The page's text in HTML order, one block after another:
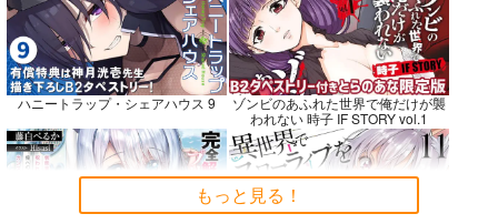
Fresh＆Smooth
ロイヤルマウンテン
770円（税込）
オリジナル
嫌な顔されながらおパ
ンツ見せてもらいたい
本14
アニマルマシーン
787円（税込）
オリジナル
FETISH ACADEMY
ロイヤルマウンテン
770円（税込）
オリジナル
青山 澄香
ハニートラップ・シェアハウス 9
ゾンビのあふれた世界で俺だけが襲
われない 時子 IF STORY vol.1
もっと見る！